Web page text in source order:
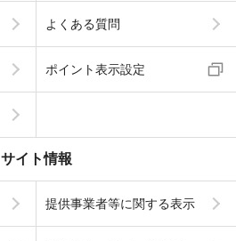
よくある質問
ポイント表示設定
サイト情報
提供事業者等に関する表示